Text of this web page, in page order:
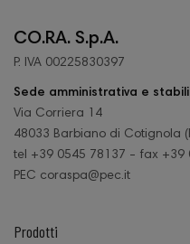
CO.RA. S.p.A.
P. IVA 00225830397
Sede amministrativa e
Via Corriera 14
48033 Barbiano di Cotignola
tel +39 0545 78137 - fax +39
PEC coraspa@pec.it
Prodotti